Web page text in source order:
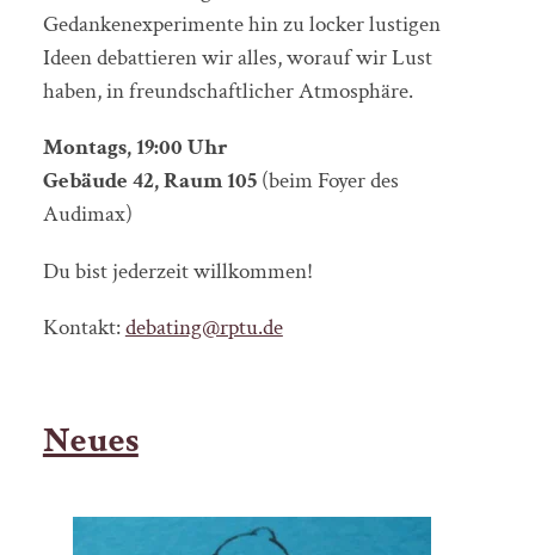
Gedankenexperimente hin zu locker lustigen
Ideen debattieren wir alles, worauf wir Lust
haben, in freundschaftlicher Atmosphäre.
Montags, 19:00 Uhr
Gebäude 42, Raum 105(beim Foyer des
Audimax)
Du bist jederzeit willkommen!
Kontakt:debating@rptu.de
Neues